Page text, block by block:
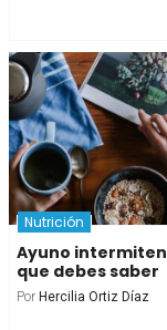
Nutrición
Ayuno
que debes saber
Por Hercilia Ortiz Díaz